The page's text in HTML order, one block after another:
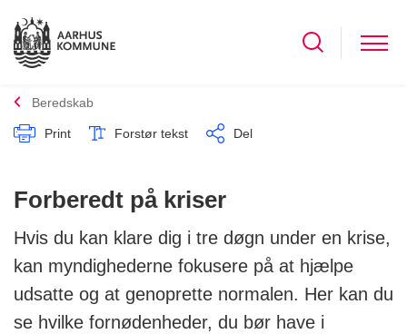
Beredskab
Print Forstør tekst Del
Forberedt på kriser
Hvis du kan klare dig i tre døgn under en krise,
kan myndighederne fokusere på at hjælpe
udsatte og at genoprette normalen. Her kan du
se hvilke fornødenheder, du bør have i